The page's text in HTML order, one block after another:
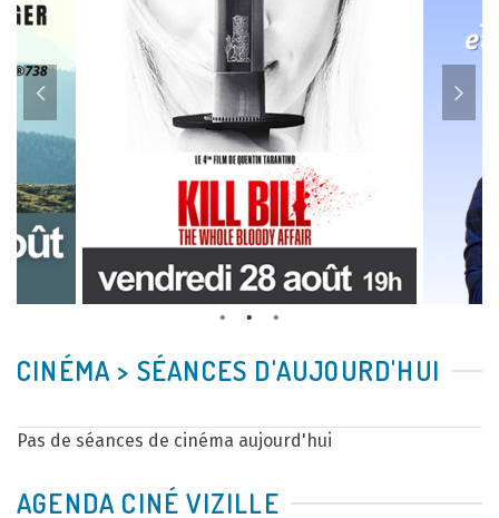
CINÉMA > SÉANCES D'AUJOURD'HUI
Pas de séances de cinéma aujourd'hui
AGENDA CINÉ VIZILLE